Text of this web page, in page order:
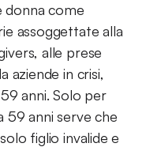
donna come
assoggettate alla
alle prese
aziende in crisi,
anni. Solo per
59 anni serve che
figlio invalide e